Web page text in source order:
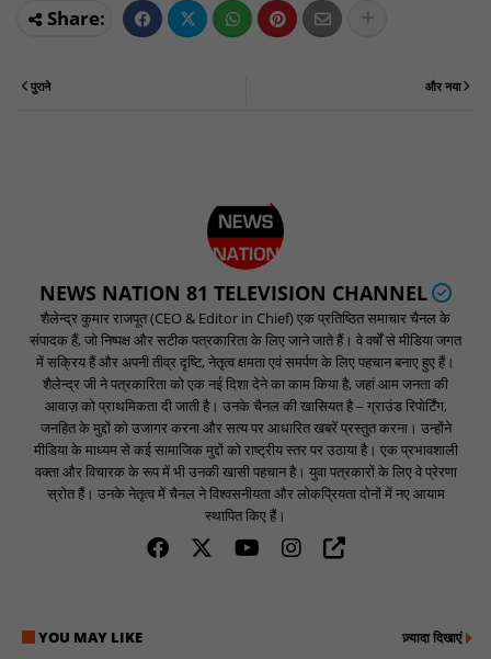
और नया
पुराने
NEWS NATION 81 TELEVISION CHANNEL
शैलेन्द्र कुमार राजपूत (CEO & Editor in Chief) एक प्रतिष्ठित समाचार चैनल के
संपादक हैं, जो निष्पक्ष और सटीक पत्रकारिता के लिए जाने जाते हैं। वे वर्षों से मीडिया जगत
में सक्रिय हैं और अपनी तीव्र दृष्टि, नेतृत्व क्षमता एवं समर्पण के लिए पहचान बनाए हुए हैं।
शैलेन्द्र जी ने पत्रकारिता को एक नई दिशा देने का काम किया है, जहां आम जनता की
आवाज़ को प्राथमिकता दी जाती है। उनके चैनल की खासियत है – ग्राउंड रिपोर्टिंग,
जनहित के मुद्दों को उजागर करना और सत्य पर आधारित खबरें प्रस्तुत करना। उन्होंने
मीडिया के माध्यम से कई सामाजिक मुद्दों को राष्ट्रीय स्तर पर उठाया है। एक प्रभावशाली
वक्ता और विचारक के रूप में भी उनकी खासी पहचान है। युवा पत्रकारों के लिए वे प्रेरणा
स्रोत हैं। उनके नेतृत्व में चैनल ने विश्वसनीयता और लोकप्रियता दोनों में नए आयाम
स्थापित किए हैं।
YOU MAY LIKE ज़्यादा दिखाएं